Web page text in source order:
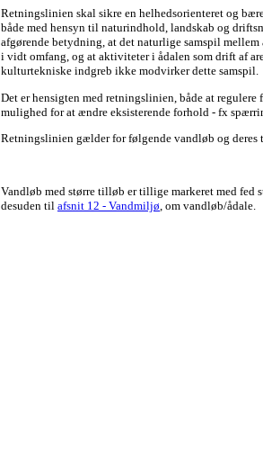
Retningslinien skal sikre en helhedsorienteret og
både med hensyn til naturindhold, landskab og
afgørende betydning, at det naturlige samspil
i vidt omfang, og at aktiviteter i ådalen som drift af
kulturtekniske indgreb ikke modvirker dette samspil.
Det er hensigten med retningslinien, både at
mulighed for at ændre eksisterende forhold - fx
Retningslinien gælder for følgende vandløb og deres
Vandløb med større tilløb er tillige markeret med fed
desuden til afsnit 12 - Vandmiljø , om vandløb/ådale.